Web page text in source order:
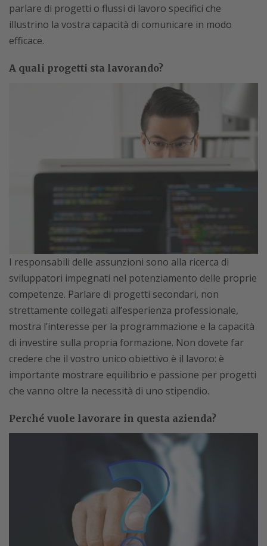
parlare di progetti o flussi di lavoro specifici che
illustrino la vostra capacità di comunicare in modo
efficace.
A quali progetti sta lavorando?
I responsabili delle assunzioni sono alla ricerca di
sviluppatori impegnati nel potenziamento delle proprie
competenze. Parlare di progetti secondari, non
strettamente collegati all’esperienza professionale,
mostra l’interesse per la programmazione e la capacità
di investire sulla propria formazione. Non dovete far
credere che il vostro unico obiettivo è il lavoro: è
importante mostrare equilibrio e passione per progetti
che vanno oltre la necessità di uno stipendio.
Perché vuole lavorare in questa azienda?